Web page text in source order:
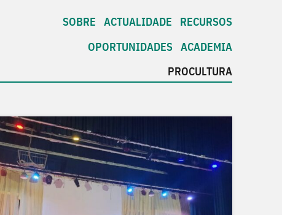
SOBRE ACTUALIDADE
RECURSOS
OPORTUNIDADES
ACADEMIA
PROCULTURA